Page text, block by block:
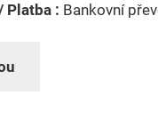
Platba : Bankovní